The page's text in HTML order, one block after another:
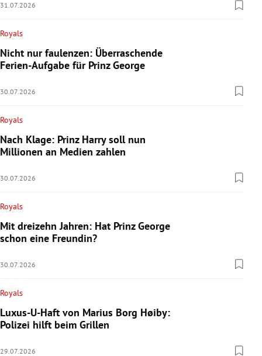
31.07.2026
Royals
Nicht nur faulenzen: Überraschende
Ferien-Aufgabe für Prinz George
30.07.2026
Royals
Nach Klage: Prinz Harry soll nun
Millionen an Medien zahlen
30.07.2026
Royals
Mit dreizehn Jahren: Hat Prinz George
schon eine Freundin?
30.07.2026
Royals
Luxus-U-Haft von Marius Borg Høiby:
Polizei hilft beim Grillen
29.07.2026